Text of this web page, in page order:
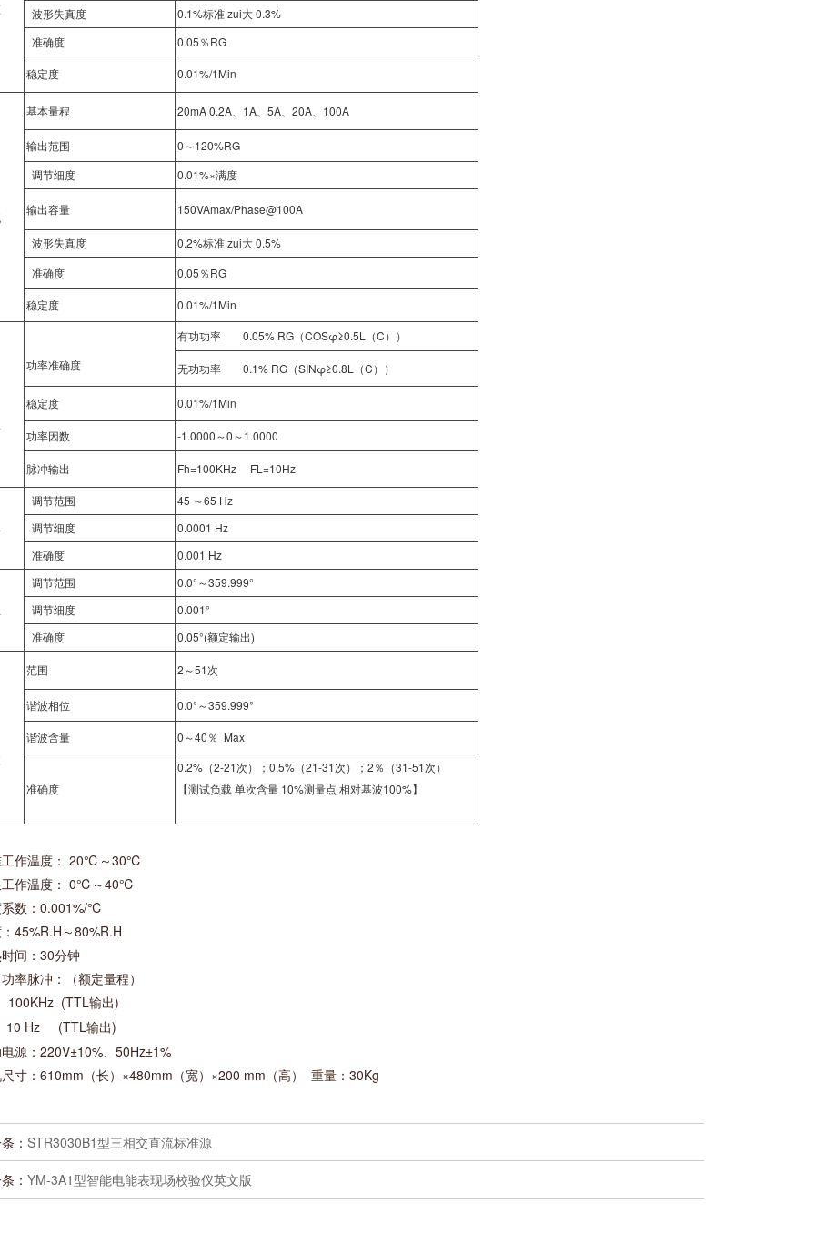
波形失真度
0.1%标准 zui大 0.3%
准确度
0.05％RG
稳定度 0.01%/1Min
基本量程 20mA 0.2A、1A、5A、20A、100A
输出范围
0～120%RG
调节细度
0.01%×满度
输出容量 150VAmax/Phase@100A
波形失真度
0.2%标准 zui大 0.5%
准确度
0.05％RG
稳定度 0.01%/1Min
功率准确度
有功功率 0.05% RG（COSφ≥0.5L（C））
无功功率 0.1% RG（SINφ≥0.8L（C））
稳定度 0.01%/1Min
功率因数 -1.0000～0～1.0000
脉冲输出 Fh=100KHz FL=10Hz
调节范围
45 ～65 Hz
调节细度
0.0001 Hz
准确度
0.001 Hz
调节范围
0.0°～359.999°
调节细度
0.001°
准确度
0.05°(额定输出)
范围 2～51次
谐波相位 0.0°～359.999°
谐波含量 0～40％ Max
准确度
0.2%（2-21次）；0.5%（21-31次）；2％（31-51次）
【测试负载 单次含量 10%测量点 相对基波100%】
工作温度： 20℃～30℃
工作温度： 0℃～40℃
数：0.001%/℃
45%R.H～80%R.H
间：30分钟
率脉冲：（额定量程）
100KHz (TTL输出)
10 Hz (TTL输出)
源：220V±10%、50Hz±1%
寸：610mm（长）×480mm（宽）×200 mm（高） 重量：30Kg
： STR3030B1型三相交直流标准源
： YM-3A1型智能电能表现场校验仪英文版